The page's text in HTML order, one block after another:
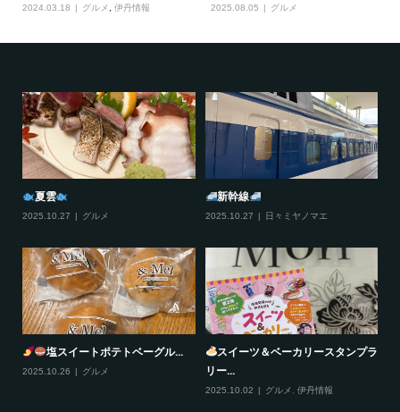
2024.03.18 グルメ , 伊丹情報 2025.08.05 グルメ
夏雲
2025.10.27 グルメ
新幹線
2025.10.27 日々ミヤノマエ
塩スイートポテトベーグル...
2025.10.26 グルメ
スイーツ＆ベーカリースタンプラ
リー...
2025.10.02 グルメ 伊丹情報